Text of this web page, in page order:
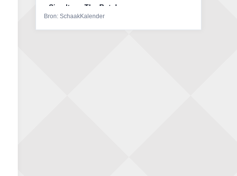
Simultaan The Butcher
22 augustus 2026 · Utrecht
Bron: SchaakKalender